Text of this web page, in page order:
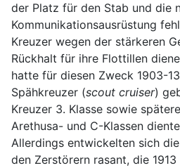
der Platz für den Stab und die
Kommunikationsausrüstung
Kreuzer wegen der stärkeren
Rückhalt für ihre Flottillen
hatte für diesen Zweck 1903-
Spähkreuzer (scout cruiser)
Kreuzer 3. Klasse sowie
Arethusa- und C-Klassen
Allerdings entwickelten sich
den Zerstörern rasant, die